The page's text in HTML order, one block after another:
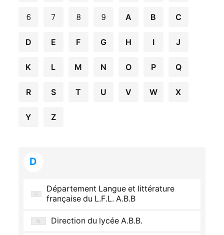
6
7 8 9 A B
C
D
E F G H I
J
K
L M N O P
Q
R
S T U V W
X
Y
Z
D
Département Langue et littérature
française du L.F.L. A.B.B
Direction du lycée A.B.B.